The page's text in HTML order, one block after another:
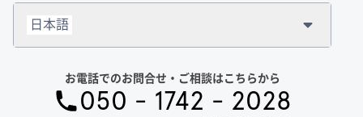
お電話でのお問合せ・ご相談はこちらから
050 - 1742 - 2028
日本語